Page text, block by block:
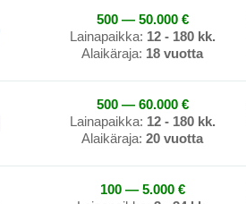
500 — 50.000 €
Lainapaikka: 12 - 180 kk.
Alaikäraja: 18 vuotta
500 — 60.000 €
Lainapaikka: 12 - 180 kk.
Alaikäraja: 20 vuotta
100 — 5.000 €